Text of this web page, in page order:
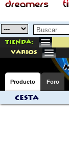
Tienda:
varios
Producto Foro
Cesta